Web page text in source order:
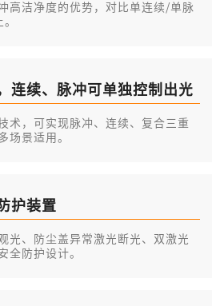
高洁净度的优势，对比单连续/单脉
连续、脉冲可单独控制出光
术，可实现脉冲、连续、复合三重
场景适用。
护装置
光、防尘盖异常激光断光、双激光
全防护设计。